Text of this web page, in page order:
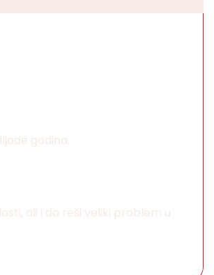
godina.
ali i da reši veliki problem u